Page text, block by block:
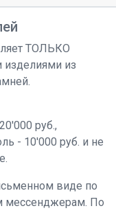
ТОЛЬКО
из
руб.,
- 10'000 руб. и не
виде по
мессенджерам. По